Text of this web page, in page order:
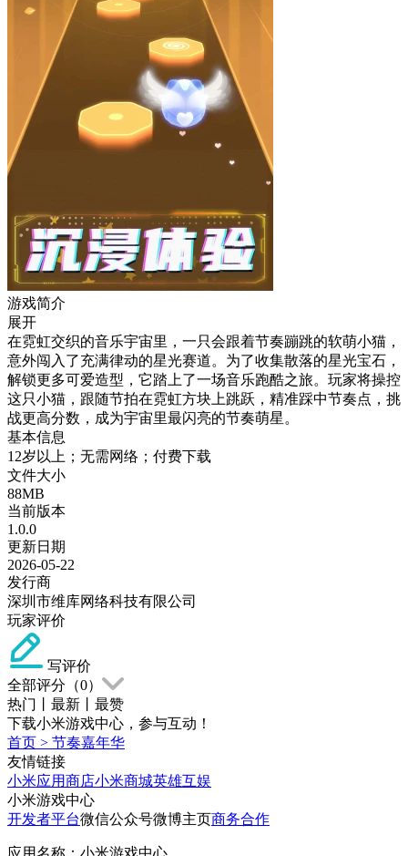
游戏简介
展开
在霓虹交织的音乐宇宙里，一只会跟着节奏蹦跳的软萌小猫，
意外闯入了充满律动的星光赛道。为了收集散落的星光宝石，
解锁更多可爱造型，它踏上了一场音乐跑酷之旅。玩家将操控
这只小猫，跟随节拍在霓虹方块上跳跃，精准踩中节奏点，挑
战更高分数，成为宇宙里最闪亮的节奏萌星。
基本信息
12岁以上；无需网络；付费下载
文件大小
88MB
当前版本
1.0.0
更新日期
2026-05-22
发行商
深圳市维库网络科技有限公司
玩家评价
写评价
全部评分（0）
热门
最新
最赞
下载小米游戏中心，参与互动！
首页 > 节奏嘉年华
友情链接
小米应用商店小米商城英雄互娱
小米游戏中心
开发者平台微信公众号微博主页商务合作
应用名称：小米游戏中心